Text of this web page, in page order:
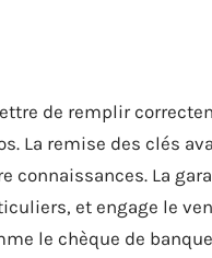
de remplir
La remise des clés
connaissances. La
et engage le
le chèque de